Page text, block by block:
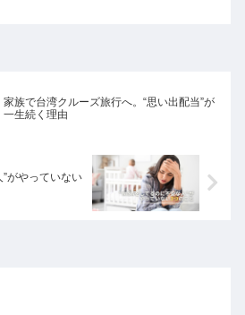
家族で台湾クルーズ旅行へ。“思い出配当”が
一生続く理由
がやっていない